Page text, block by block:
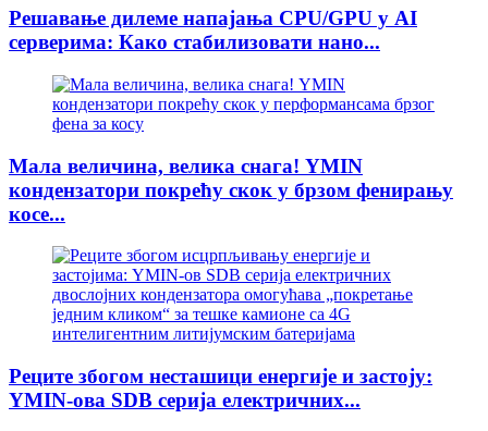
Решавање дилеме напајања CPU/GPU у AI
серверима: Како стабилизовати нано...
Мала величина, велика снага! YMIN
кондензатори покрећу скок у брзом фенирању
косе...
Реците збогом несташици енергије и застоју:
YMIN-ова SDB серија електричних...